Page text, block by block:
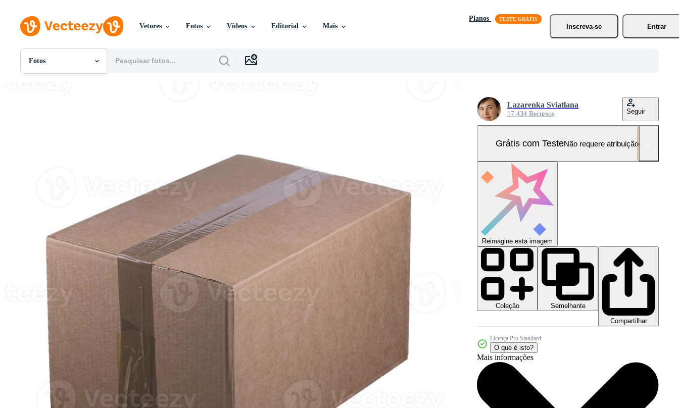
Vetores Fotos Vídeos Editorial Mais
Planos
Inscreva-se
Entrar
Fotos
Todas Imagens
Lazarenka Sviatlana
17.434 Recursos Seguir
Grátis com TesteNão requere atribuição!
Reimagine esta imagem
Coleção
Semelhante
Compartilhar
Licença Pro Standard
O que é isto?
Mais informações